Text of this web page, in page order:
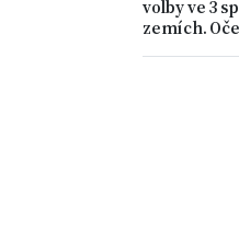
volby ve 3
zemích.